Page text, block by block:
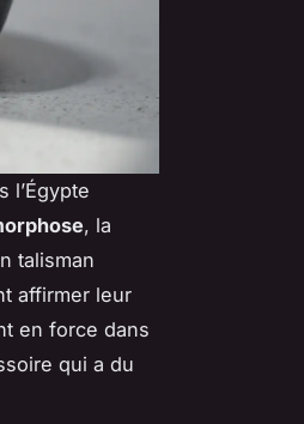
l’Égypte
, la
talisman
affirmer leur
en force dans
qui a du